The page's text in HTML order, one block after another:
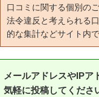
口コミに関する個別のご
法令違反と考えられる
的な集計などサイト内
メールアドレスやIPア
気軽に投稿してくださ